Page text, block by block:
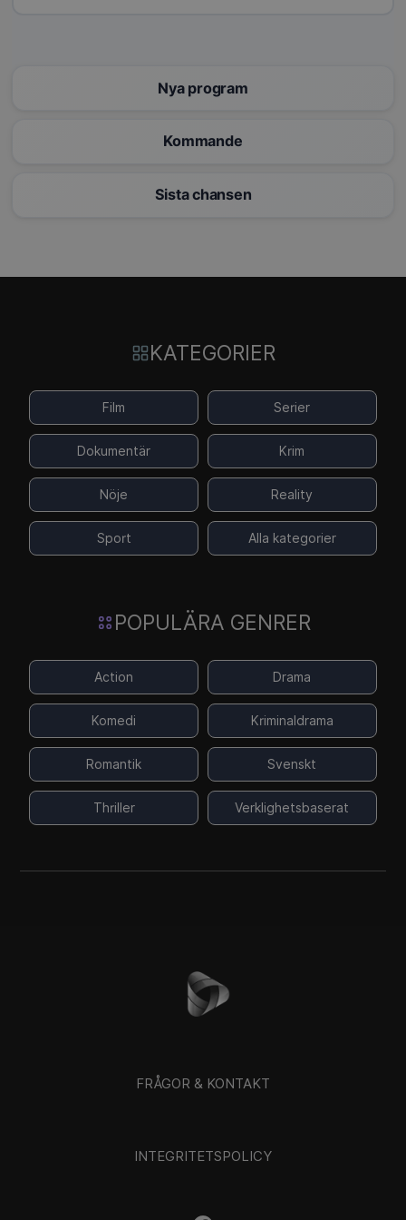
Nya program
Kommande
Sista chansen
KATEGORIER
Film Serier
Dokumentär Krim
Nöje Reality
Sport Alla kategorier
POPULÄRA GENRER
Action Drama
Komedi Kriminaldrama
Romantik Svenskt
Thriller Verklighetsbaserat
FRÅGOR & KONTAKT
INTEGRITETSPOLICY